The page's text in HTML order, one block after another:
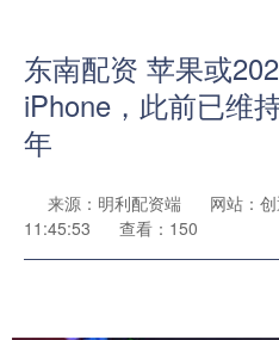
东南配资 苹果或
iPhone，此前已维
年
来源：明利配资端 网站：
11:45:53
查看：150